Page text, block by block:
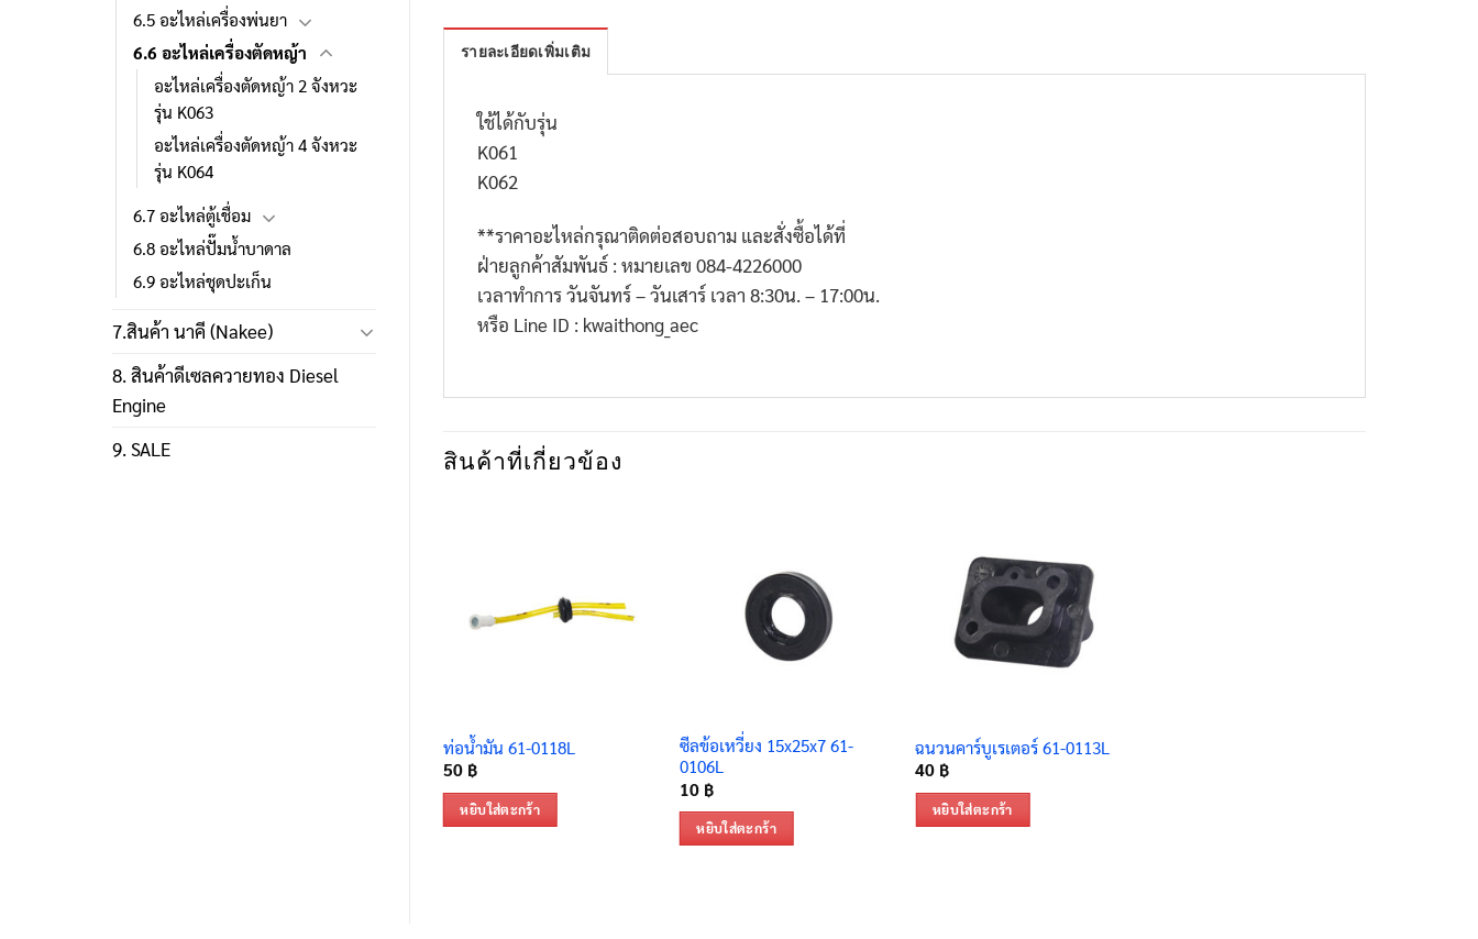
6.5 อะไหล่เครื่องพ่นยา
6.6 อะไหล่เครื่องตัดหญ้า
อะไหล่เครื่องตัดหญ้า 2 จังหวะ
รุ่น K063
อะไหล่เครื่องตัดหญ้า 4 จังหวะ
รุ่น K064
6.7 อะไหล่ตู้เชื่อม
6.8 อะไหล่ปั๊มน้ำบาดาล
6.9 อะไหล่ชุดปะเก็น
7.สินค้า นาคี (Nakee)
8. สินค้าดีเซลควายทอง Diesel
Engine
9. SALE
รายละเอียดเพิ่มเติม
ใช้ได้กับรุ่น
K061
K062
**ราคาอะไหล่กรุณาติดต่อสอบถาม และสั่งซื้อได้ที่
ฝ่ายลูกค้าสัมพันธ์ : หมายเลข 084-4226000
เวลาทำการ วันจันทร์ – วันเสาร์ เวลา 8:30น. – 17:00น.
หรือ Line ID : kwaithong_aec
สินค้าที่เกี่ยวข้อง
ท่อน้ำมัน 61-0118L
50 ฿
หยิบใส่ตะกร้า
ซีลข้อเหวี่ยง 15x25x7 61-
0106L
10 ฿
หยิบใส่ตะกร้า
ฉนวนคาร์บูเรเตอร์ 61-0113L
40 ฿
หยิบใส่ตะกร้า